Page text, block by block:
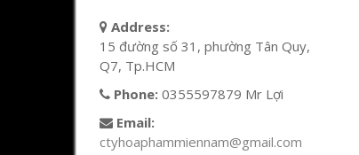
Address:
15 đường số 31, phường Tân Quy,
Q7, Tp.HCM
Phone: 0355597879 Mr Lợi
Email:
ctyhoaphammiennam@gmail.com